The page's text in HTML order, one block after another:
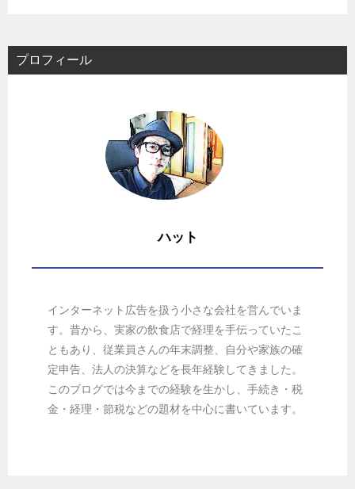
プロフィール
ハット
インターネット広告を扱う小さな会社を営んでいま
す。昔から、実家の飲食店で経理を手伝っていたこ
ともあり、従業員さんの年末調整、自分や家族の確
定申告、法人の決算などを長年経験してきました。
このブログでは今までの経験を生かし、手続き・税
金・経理・節税などの題材を中心に書いています。